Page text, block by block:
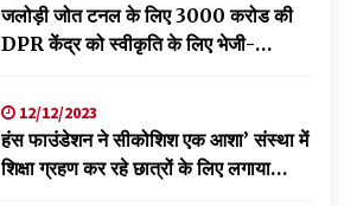
जलोड़ी जोत टनल के लिए 3000 करोड की
DPR केंद्र को स्वीकृति के लिए भेजी-
12/12/2023
हंस फाउंडेशन ने सीकोशिश एक आशा’ संस्था में
शिक्षा ग्रहण कर रहे छात्रों के लिए लगाया